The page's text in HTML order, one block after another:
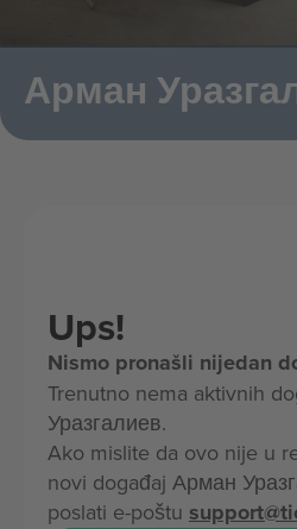
Арман
Ups!
Nismo pronašli nijedan
Trenutno nema aktivnih
Уразгалиев.
Ako mislite da ovo nije u
novi događaj Арман
poslati e-poštu